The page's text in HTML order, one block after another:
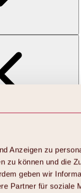
Anzeigen zu
zu können und die
geben wir
Partner für soziale